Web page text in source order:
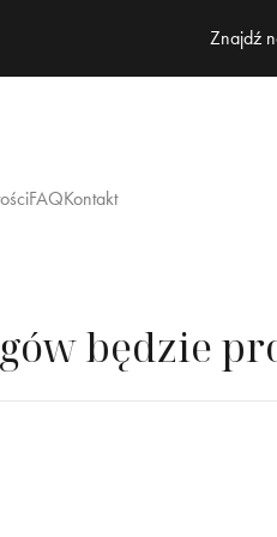
Znajdź
FAQKontakt
będzie